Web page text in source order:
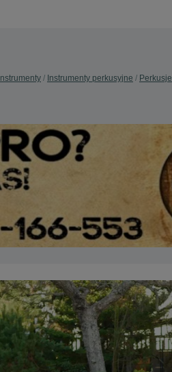
Instrumenty Instrumenty perkusyjne Perkusje